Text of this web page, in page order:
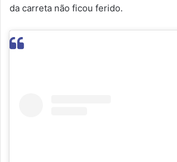
da carreta não ficou ferido.